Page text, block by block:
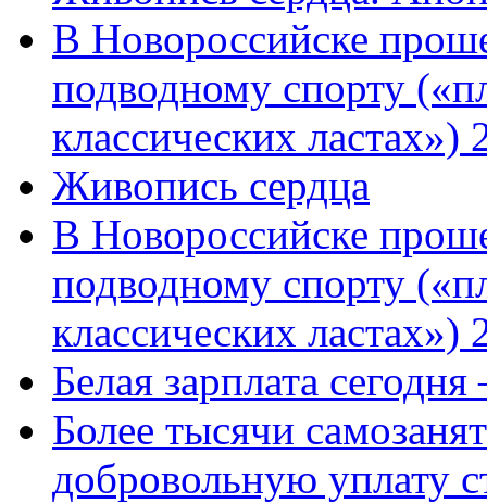
В Новороссийске
подводному спорту
классических
Живопись сердца
В Новороссийске
подводному спорту
классических ластах»)
Белая зарплата
Более тысячи
добровольную уплату